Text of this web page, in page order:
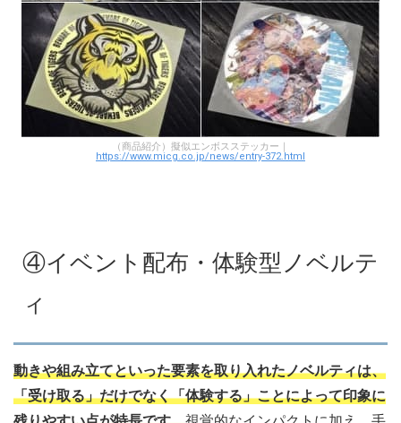
（商品紹介）擬似エンボスステッカー｜
https://www.micg.co.jp/news/entry-372.html
④イベント配布・体験型ノベルテ
ィ
動きや組み立てといった要素を取り入れたノベルティは、
「受け取る」だけでなく「体験する」ことによって印象に